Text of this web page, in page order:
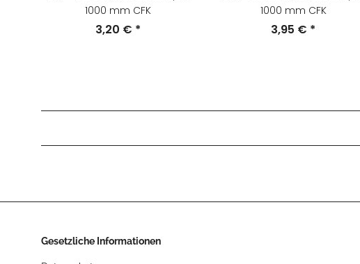
1000 mm CFK
3,20 € *
1000 mm CFK
3,95 € *
Gesetzliche Informationen